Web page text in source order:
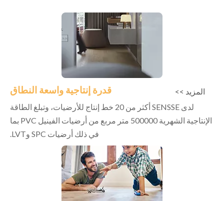
قدرة إنتاجية واسعة النطاق
المزيد >>
لدى SENSSE أكثر من 20 خط إنتاج للأرضيات، وتبلغ الطاقة
الإنتاجية الشهرية 500000 متر مربع من أرضيات الفينيل PVC بما
في ذلك أرضيات SPC وLVT.